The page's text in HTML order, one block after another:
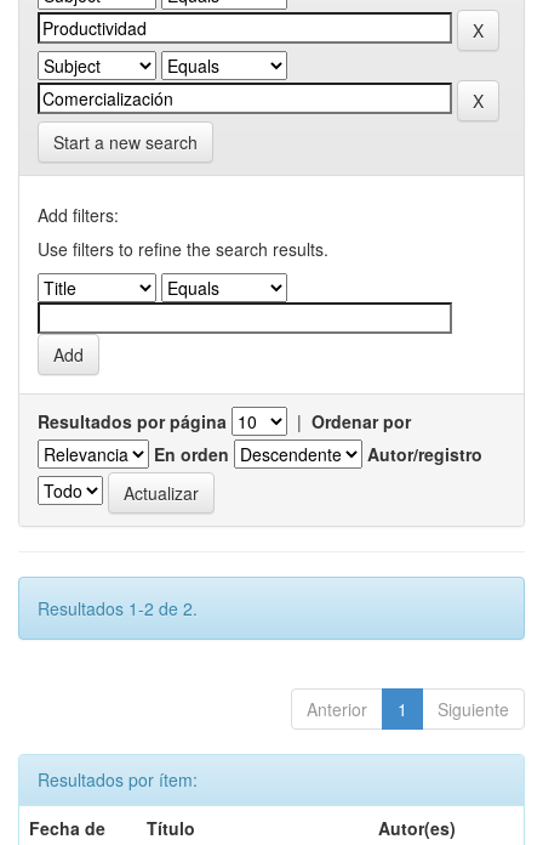
Start a new search
Add filters:
Use filters to refine the search results.
Resultados por página | Ordenar por
En orden
Autor/registro
Resultados 1-2 de 2.
Anterior 1 Siguiente
Resultados por ítem:
Fecha de
Título Autor(es)